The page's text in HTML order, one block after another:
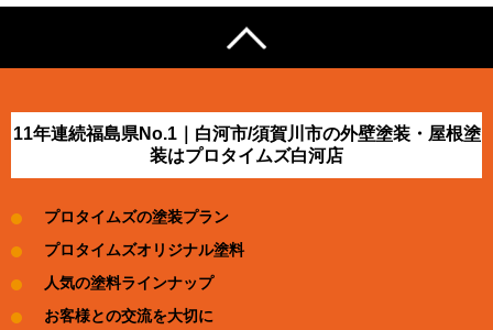
11年連続福島県No.1｜白河市/須賀川市の外壁塗装・屋根塗
装はプロタイムズ白河店
プロタイムズの塗装プラン
プロタイムズオリジナル塗料
人気の塗料ラインナップ
お客様との交流を大切に